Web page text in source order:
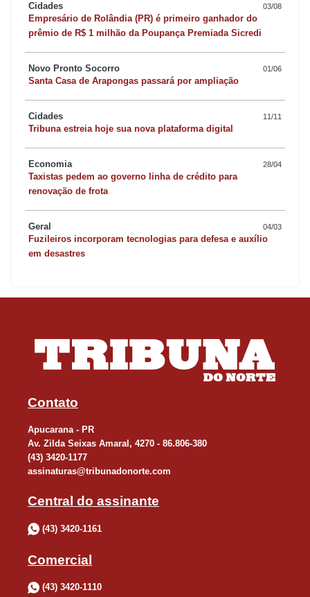
Hugo Manueira, prefeito de Sabáudia, reforça a importância do
Paraná em Ação e lembra que todos os moradores do município
e região podem a aproveitar a oportunidade. “É importante que
vai estar à disposição da população com diversos serviços, como
a regularização de documentação e tantos outros”, disse.
Cidades 03/08
Empresário de Rolândia (PR) é primeiro ganhador do
prêmio de R$ 1 milhão da Poupança Premiada Sicredi
Novo Pronto Socorro 01/06
Santa Casa de Arapongas passará por ampliação
Cidades 11/11
Tribuna estreia hoje sua nova plataforma digital
Economia 28/04
Taxistas pedem ao governo linha de crédito para
renovação de frota
Geral 04/03
Fuzileiros incorporam tecnologias para defesa e auxílio
em desastres
Contato
Apucarana - PR
Av. Zilda Seixas Amaral, 4270 - 86.806-380
(43) 3420-1177
assinaturas@tribunadonorte.com
Central do assinante
(43) 3420-1161
Comercial
(43) 3420-1110